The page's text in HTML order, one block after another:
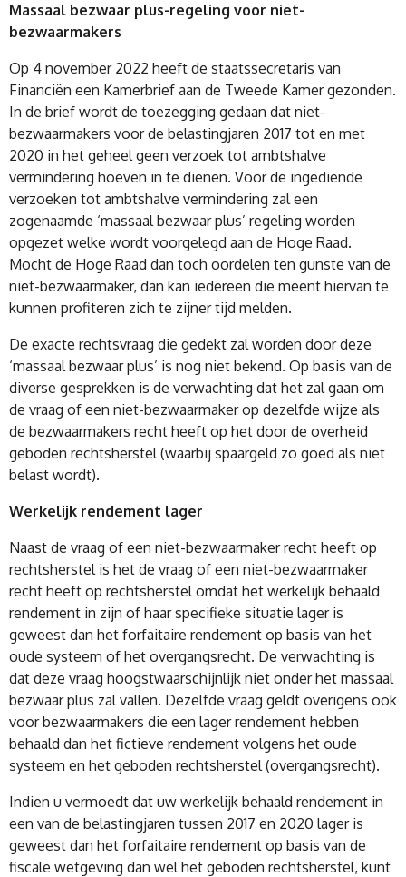
Massaal bezwaar plus-regeling voor niet-
bezwaarmakers
Op 4 november 2022 heeft de staatssecretaris van
Financiën een Kamerbrief aan de Tweede Kamer gezonden.
In de brief wordt de toezegging gedaan dat niet-
bezwaarmakers voor de belastingjaren 2017 tot en met
2020 in het geheel geen verzoek tot ambtshalve
vermindering hoeven in te dienen. Voor de ingediende
verzoeken tot ambtshalve vermindering zal een
zogenaamde ‘massaal bezwaar plus’ regeling worden
opgezet welke wordt voorgelegd aan de Hoge Raad.
Mocht de Hoge Raad dan toch oordelen ten gunste van de
niet-bezwaarmaker, dan kan iedereen die meent hiervan te
kunnen profiteren zich te zijner tijd melden.
De exacte rechtsvraag die gedekt zal worden door deze
‘massaal bezwaar plus’ is nog niet bekend. Op basis van de
diverse gesprekken is de verwachting dat het zal gaan om
de vraag of een niet-bezwaarmaker op dezelfde wijze als
de bezwaarmakers recht heeft op het door de overheid
geboden rechtsherstel (waarbij spaargeld zo goed als niet
belast wordt).
Werkelijk rendement lager
Naast de vraag of een niet-bezwaarmaker recht heeft op
rechtsherstel is het de vraag of een niet-bezwaarmaker
recht heeft op rechtsherstel omdat het werkelijk behaald
rendement in zijn of haar specifieke situatie lager is
geweest dan het forfaitaire rendement op basis van het
oude systeem of het overgangsrecht. De verwachting is
dat deze vraag hoogstwaarschijnlijk niet onder het massaal
bezwaar plus zal vallen. Dezelfde vraag geldt overigens ook
voor bezwaarmakers die een lager rendement hebben
behaald dan het fictieve rendement volgens het oude
systeem en het geboden rechtsherstel (overgangsrecht).
Indien u vermoedt dat uw werkelijk behaald rendement in
een van de belastingjaren tussen 2017 en 2020 lager is
geweest dan het forfaitaire rendement op basis van de
fiscale wetgeving dan wel het geboden rechtsherstel, kunt